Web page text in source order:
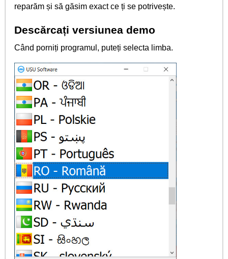
reparăm și să găsim exact ce ți se potrivește.
Descărcați versiunea demo
Când porniți programul, puteți selecta limba.